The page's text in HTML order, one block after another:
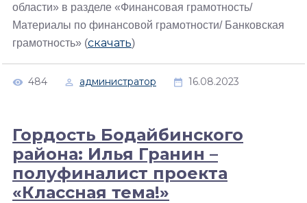
области» в разделе «Финансовая грамотность/
Материалы по финансовой грамотности/ Банковская
грамотность» (скачать)
484 администратор 16.08.2023
Гордость Бодайбинского
района: Илья Гранин –
полуфиналист проекта
«Классная тема!»